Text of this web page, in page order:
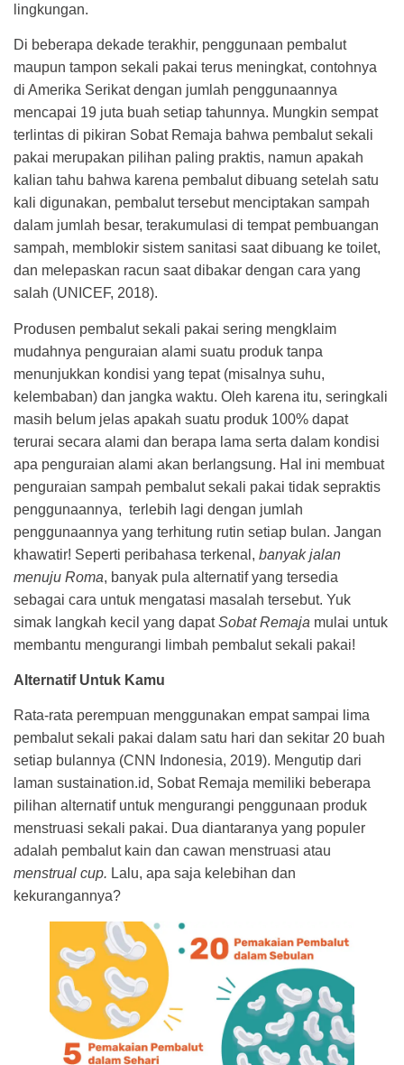
lingkungan.
Di beberapa dekade terakhir, penggunaan pembalut
maupun tampon sekali pakai terus meningkat, contohnya
di Amerika Serikat dengan jumlah penggunaannya
mencapai 19 juta buah setiap tahunnya. Mungkin sempat
terlintas di pikiran Sobat Remaja bahwa pembalut sekali
pakai merupakan pilihan paling praktis, namun apakah
kalian tahu bahwa karena pembalut dibuang setelah satu
kali digunakan, pembalut tersebut menciptakan sampah
dalam jumlah besar, terakumulasi di tempat pembuangan
sampah, memblokir sistem sanitasi saat dibuang ke toilet,
dan melepaskan racun saat dibakar dengan cara yang
salah (UNICEF, 2018).
Produsen pembalut sekali pakai sering mengklaim
mudahnya penguraian alami suatu produk tanpa
menunjukkan kondisi yang tepat (misalnya suhu,
kelembaban) dan jangka waktu. Oleh karena itu, seringkali
masih belum jelas apakah suatu produk 100% dapat
terurai secara alami dan berapa lama serta dalam kondisi
apa penguraian alami akan berlangsung. Hal ini membuat
penguraian sampah pembalut sekali pakai tidak sepraktis
penggunaannya, terlebih lagi dengan jumlah
penggunaannya yang terhitung rutin setiap bulan. Jangan
khawatir! Seperti peribahasa terkenal, banyak jalan
menuju Roma, banyak pula alternatif yang tersedia
sebagai cara untuk mengatasi masalah tersebut. Yuk
simak langkah kecil yang dapatSobat Remaja mulai untuk
membantu mengurangi limbah pembalut sekali pakai!
Alternatif Untuk Kamu
Rata-rata perempuan menggunakan empat sampai lima
pembalut sekali pakai dalam satu hari dan sekitar 20 buah
setiap bulannya (CNN Indonesia, 2019). Mengutip dari
laman sustaination.id, Sobat Remaja memiliki beberapa
pilihan alternatif untuk mengurangi penggunaan produk
menstruasi sekali pakai. Dua diantaranya yang populer
adalah pembalut kain dan cawan menstruasi atau
menstrual cup. Lalu, apa saja kelebihan dan
kekurangannya?